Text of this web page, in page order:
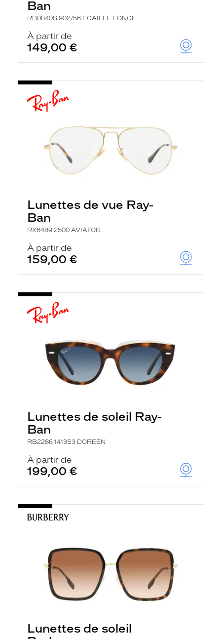
Ban
RB0840S 902/56 ECAILLE FONCE
À partir de
149,00 €
Lunettes de vue Ray-
Ban
RX6489 2500 AVIATOR
À partir de
159,00 €
Lunettes de soleil Ray-
Ban
RB2286 1413S3 DOREEN
À partir de
199,00 €
Lunettes de soleil